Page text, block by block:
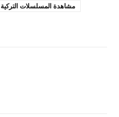
مشاهدة المسلسلات التركية